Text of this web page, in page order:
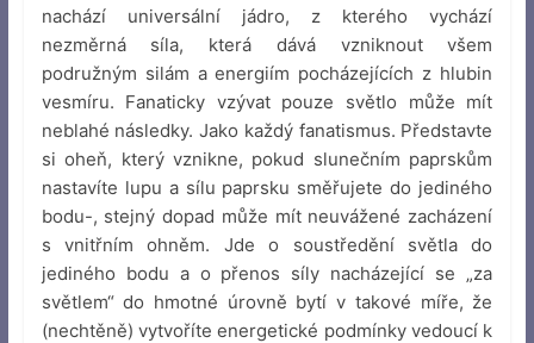
nachází universální jádro, z kterého vychází
nezměrná síla, která dává vzniknout všem
podružným silám a energiím pocházejících z hlubin
vesmíru. Fanaticky vzývat pouze světlo může mít
neblahé následky. Jako každý fanatismus. Představte
si oheň, který vznikne, pokud slunečním paprskům
nastavíte lupu a sílu paprsku směřujete do jediného
bodu-, stejný dopad může mít neuvážené zacházení
s vnitřním ohněm. Jde o soustředění světla do
jediného bodu a o přenos síly nacházející se „za
světlem“ do hmotné úrovně bytí v takové míře, že
(nechtěně) vytvoříte energetické podmínky vedoucí k